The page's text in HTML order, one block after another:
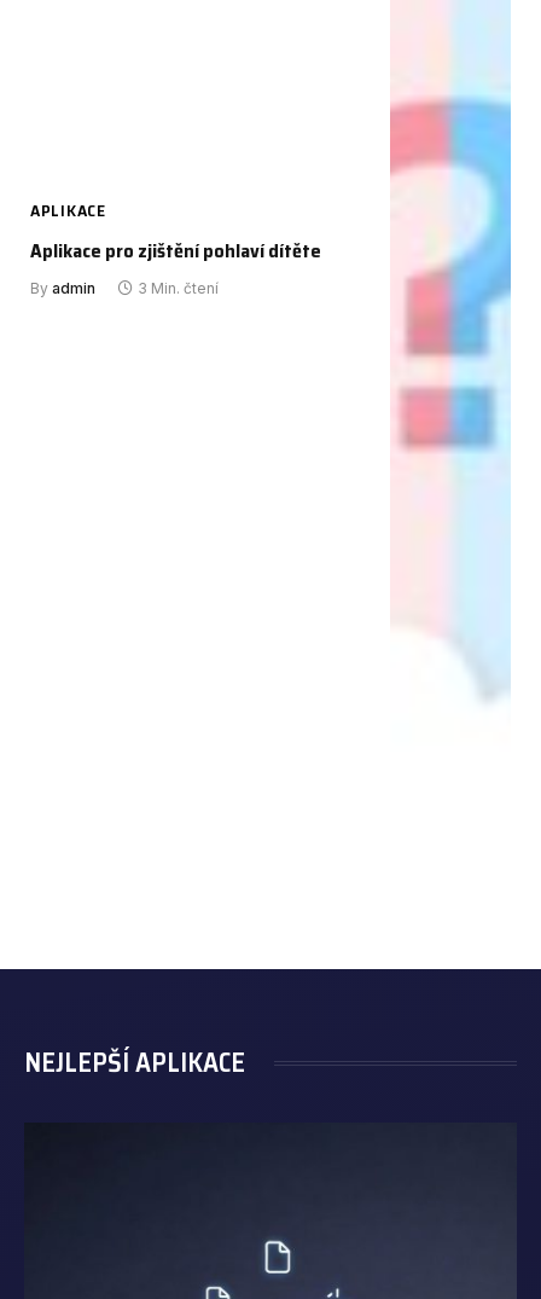
APLIKACE
Aplikace pro zjištění pohlaví dítěte
By admin 3 Min. čtení
NEJLEPŠÍ APLIKACE